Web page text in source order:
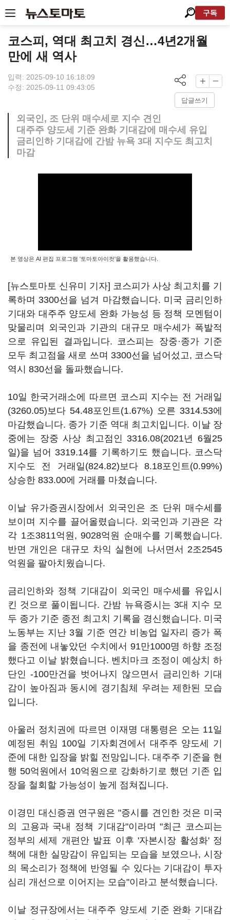
구독
코스피, 역대 최고치 경신…4년2개월
만에 새 역사
입력: 2025-09-10 16:18:09
수정: 2025-09-11 09:43:05
답글쓰기
외국인, 조 단위 매수세로 지수 견인
대주주 양도세 기준 완화 기대감에 매수세 유입
금리인하 기대감에 간밤 뉴욕 3대 지수도 최고치
마감
본 영상은 AI 편집 프로그램 '토마토아이컷'을 활용했습니다.
[뉴스토마토 신유미 기자] 코스피가 사상 최고치를 기
록하며 3300선을 넘겨 마감했습니다. 미국 금리인하
기대와 대주주 양도세 완화 가능성 등 정책 모멘텀이
맞물리며 외국인과 기관의 대규모 매수세가 폭발적
으로 유입된 결과입니다. 코스피는 장중·종가 기준
모두 최고점을 새로 쓰며 3300선을 넘어섰고, 코스닥
역시 830선을 돌파했습니다.
10일 한국거래소에 따르면 코스피 지수는 전 거래일
(3260.05)보다 54.48포인트(1.67%) 오른 3314.53에
마감했습니다. 종가 기준 역대 최고치입니다. 이날 장
중에는 장중 사상 최고점인 3316.08(2021년 6월25
일)을 넘어 3319.14를 기록하기도 했습니다. 코스닥
지수도 전 거래일(824.82)보다 8.18포인트(0.99%)
상승한 833.00에 거래를 마쳤습니다.
이날 유가증권시장에서 외국인은 조 단위 매수세를
보이며 지수를 끌어올렸습니다. 외국인과 기관은 각
각 1조3811억원, 9028억원 순매수를 기록했습니다.
반면 개인은 대규모 차익 실현에 나서면서 2조2545
억원을 팔아치웠습니다.
금리인하와 정책 기대감이 외국인 매수세를 유입시
킨 것으로 풀이됩니다. 간밤 뉴욕증시는 3대 지수 모
두 종가 기준 종전 최고치 기록을 경신했습니다. 미국
노동부는 지난 3월 기준 연간 비농업 일자리 증가 폭
을 종전에 내놓았던 수치에서 91만1000명 하향 조정
했다고 이날 밝혔습니다. 벤치마크 조정이 예상치 하
단인 -100만건을 벗어나지 않으면서 금리인하 기대
감이 높아짐과 동시에 경기침체 우려는 제한된 모습
입니다.
아울러 정치권에 따르면 이재명 대통령은 오는 11일
예정된 취임 100일 기자회견에서 대주주 양도세 기
준에 대한 입장을 밝힐 전망입니다. 대주주 기준을 현
행 50억원에서 10억원으로 강화하기로 했던 기존 입
장을 철회할 가능성이 높게 점쳐집니다.
이경민 대신증권 연구원은 "증시를 견인한 것은 미국
의 고용과 국내 정책 기대감"이라며 "최근 코스피는
정부의 세제 개편안 발표 이후 '자본시장 활성화' 정
책에 대한 실망감이 유입되는 모습을 보였으나, 시장
의 목소리가 정책에 반영될 수 있다는 기대감이 투자
심리 개선으로 이어지는 모습"이라고 분석했습니다.
이날 정규장에서는 대주주 양도세 기준 완화 기대감